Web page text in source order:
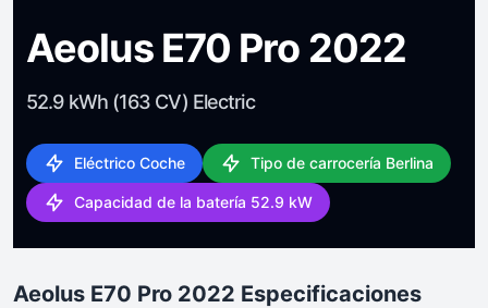
Aeolus E70 Pro 2022
52.9 kWh (163 CV) Electric
Eléctrico Coche Tipo de carrocería Berlina
Capacidad de la batería 52.9 kW
Aeolus E70 Pro 2022 Especificaciones